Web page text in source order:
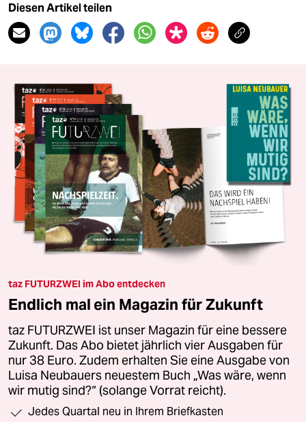
Diesen Artikel teilen
taz FUTURZWEI im Abo entdecken
Endlich mal ein Magazin für Zukunft
taz FUTURZWEI ist unser Magazin für eine bessere
Zukunft. Das Abo bietet jährlich vier Ausgaben für
nur 38 Euro. Zudem erhalten Sie eine Ausgabe von
Luisa Neubauers neuestem Buch „Was wäre, wenn
wir mutig sind?“ (solange Vorrat reicht).
Jedes Quartal neu in Ihrem Briefkasten